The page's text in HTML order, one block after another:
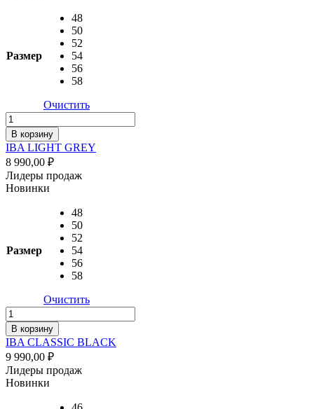
Размер
48
50
52
54
56
58
Очистить
Количество
товара
IBA
LIGHT
GREY
В корзину
IBA LIGHT GREY
8 990,00 ₽
Лидеры продаж
Новинки
Размер
48
50
52
54
56
58
Очистить
Количество
товара
IBA
CLASSIC
BLACK
В корзину
IBA CLASSIC BLACK
9 990,00 ₽
Лидеры продаж
Новинки